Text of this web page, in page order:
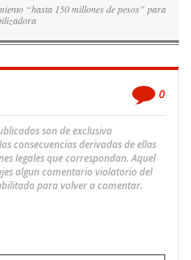
“hasta 150 millones de pesos” para
0
son de exclusiva
consecuencias derivadas de ellas
legales que correspondan. Aquel
algun comentario violatorio del
para volver a comentar.